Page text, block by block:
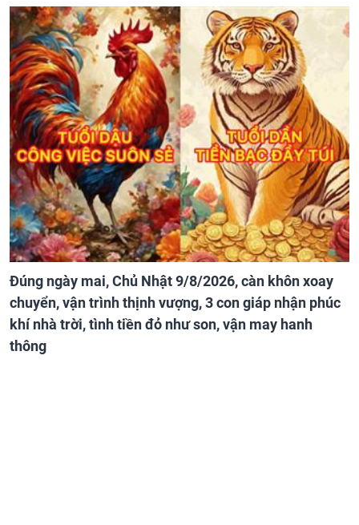
Đúng ngày mai, Chủ Nhật 9/8/2026, càn khôn xoay
chuyển, vận trình thịnh vượng, 3 con giáp nhận phúc
khí nhà trời, tình tiền đỏ như son, vận may hanh
thông